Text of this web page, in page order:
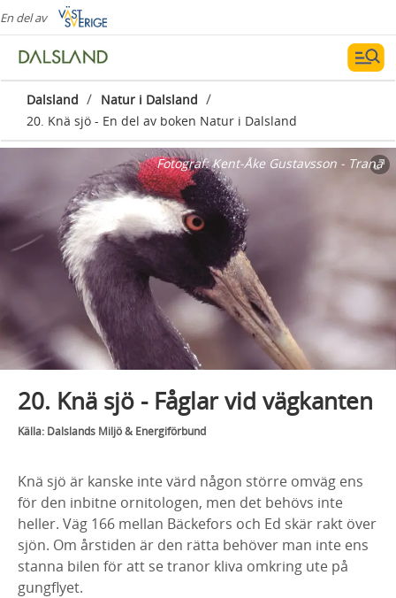
En del av
Dalsland / Natur i Dalsland /
20. Knä sjö - En del av boken Natur i Dalsland
Fotograf:Kent-Åke Gustavsson - Trana
20. Knä sjö - Fåglar vid vägkanten
Källa: Dalslands Miljö & Energiförbund
Knä sjö är kanske inte värd någon större omväg ens
för den inbitne ornitologen, men det behövs inte
heller. Väg 166 mellan Bäckefors och Ed skär rakt över
sjön. Om årstiden är den rätta behöver man inte ens
stanna bilen för att se tranor kliva omkring ute på
gungflyet.